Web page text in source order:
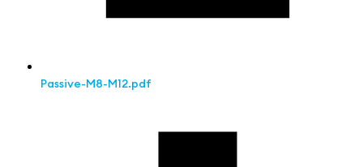
Passive-M8-M12.pdf